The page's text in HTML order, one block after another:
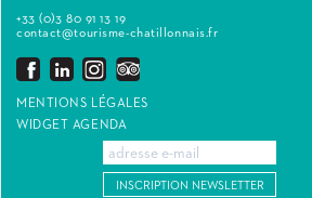
+33 (0)3 80 91 13 19
contact@tourisme-chatillonnais.fr
MENTIONS LÉGALES
WIDGET AGENDA
INSCRIPTION NEWSLETTER